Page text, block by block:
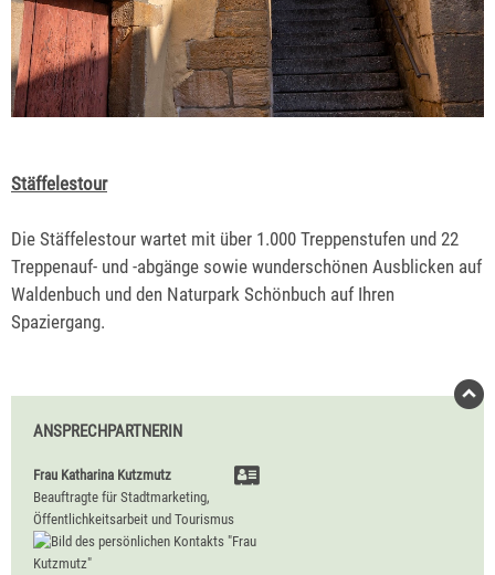
Stäffelestour
Die Stäffelestour wartet mit über 1.000 Treppenstufen und 22
Treppenauf- und -abgänge sowie wunderschönen Ausblicken auf
Waldenbuch und den Naturpark Schönbuch auf Ihren
Spaziergang.
ANSPRECHPARTNERIN
Frau Katharina Kutzmutz
Beauftragte für Stadtmarketing,
Öffentlichkeitsarbeit und Tourismus